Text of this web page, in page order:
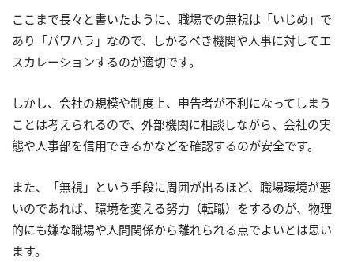
ここまで長々と書いたように、職場での無視は「いじめ」で
あり「パワハラ」なので、しかるべき機関や人事に対してエ
スカレーションするのが適切です。
しかし、会社の規模や制度上、申告者が不利になってしまう
ことは考えられるので、外部機関に相談しながら、会社の実
態や人事部を信用できるかなどを確認するのが安全です。
また、「無視」という手段に周囲が出るほど、職場環境が悪
いのであれば、環境を変える努力（転職）をするのが、物理
的にも嫌な職場や人間関係から離れられる点でよいとは思い
ます。